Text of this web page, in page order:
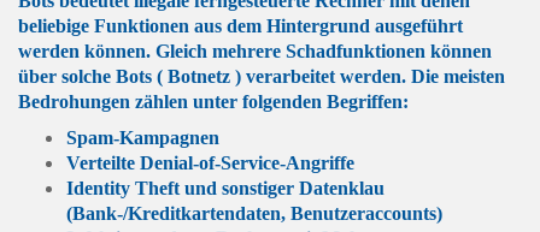
beliebige Funktionen aus dem Hintergrund ausgeführt
werden können. Gleich mehrere Schadfunktionen können
über solche Bots ( Botnetz ) verarbeitet werden. Die meisten
Bedrohungen zählen unter folgenden Begriffen:
Spam-Kampagnen
Verteilte Denial-of-Service-Angriffe
Identity Theft und sonstiger Datenklau
(Bank-/Kreditkartendaten, Benutzeraccounts)